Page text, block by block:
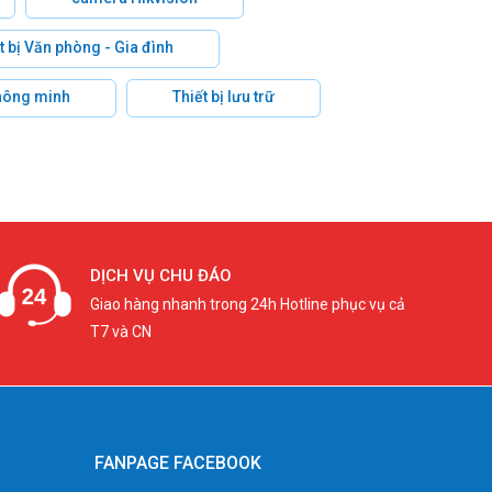
bị Văn phòng - Gia đình
minh Thiết bị lưu trữ
DỊCH VỤ CHU ĐÁO
Giao hàng nhanh trong 24h Hotline phục vụ cả
T7 và CN
FANPAGE FACEBOOK